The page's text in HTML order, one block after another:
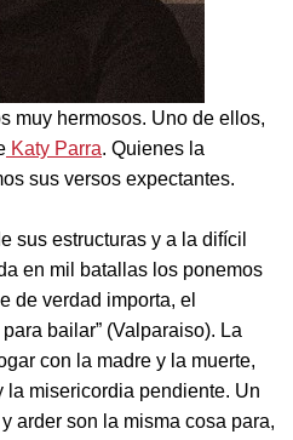
muy hermosos. Uno de ellos,
Katy Parra. Quienes la
sus versos expectantes.
sus estructuras y a la difícil
en mil batallas los ponemos
de verdad importa, el
bailar” (Valparaiso). La
con la madre y la muerte,
misericordia pendiente. Un
arder son la misma cosa para,